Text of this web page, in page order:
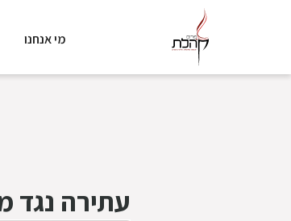
מי אנחנו
עתירה נגד